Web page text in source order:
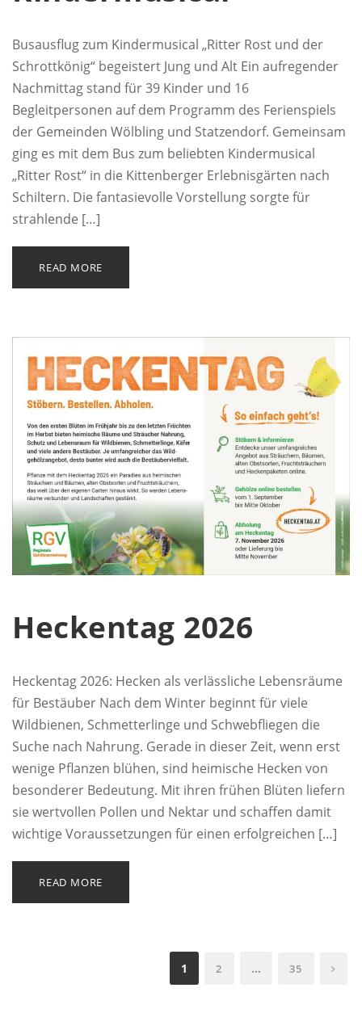
Busausflug zum Kindermusical „Ritter Rost und der
Schrottkönig“ begeistert Jung und Alt Ein aufregender
Nachmittag stand für 39 Kinder und 16
Begleitpersonen auf dem Programm des Ferienspiels
der Gemeinden Wölbling und Statzendorf. Gemeinsam
ging es mit dem Bus zum beliebten Kindermusical
„Ritter Rost“ in die Kittenberger Erlebnisgärten nach
Schiltern. Die fantasievolle Vorstellung sorgte für
strahlende […]
READ MORE
Heckentag 2026
Heckentag 2026: Hecken als verlässliche Lebensräume
für Bestäuber Nach dem Winter beginnt für viele
Wildbienen, Schmetterlinge und Schwebfliegen die
Suche nach Nahrung. Gerade in dieser Zeit, wenn erst
wenige Pflanzen blühen, sind heimische Hecken von
besonderer Bedeutung. Mit ihren frühen Blüten liefern
sie wertvollen Pollen und Nektar und schaffen damit
wichtige Voraussetzungen für einen erfolgreichen […]
READ MORE
1 2 … 35